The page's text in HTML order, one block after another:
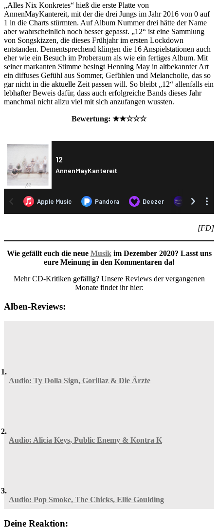
„Alles Nix Konkretes“ hieß die erste Platte von
AnnenMayKantereit, mit der die drei Jungs im Jahr 2016 von 0 auf
1 in die Charts stürmten. Auf Album Nummer drei hätte der Name
aber wahrscheinlich noch besser gepasst. „12“ ist eine Sammlung
von Songskizzen, die dieses Frühjahr im ersten Lockdown
entstanden. Dementsprechend klingen die 16 Anspielstationen auch
eher wie ein Besuch im Proberaum als wie ein fertiges Album. Mit
seiner markanten Stimme besingt Henning May in altbekannter Art
ein diffuses Gefühl aus Sommer, Gefühlen und Melancholie, das so
gar nicht in die aktuelle Zeit passen will. So bleibt „12“ allenfalls ein
lebhafter Beweis dafür, dass auch erfolgreiche Bands dieses Jahr
manchmal nicht allzu viel mit sich anzufangen wussten.
Bewertung: ★★☆☆☆
[FD]
Wie gefällt euch die neue Musik im Dezember 2020? Lasst uns
eure Meinung in den Kommentaren da!
Mehr CD-Kritiken gefällig? Unsere Reviews der vergangenen
Monate findet ihr hier:
Alben-Reviews:
Audio: Ty Dolla Sign, Gorillaz & Die Ärzte
Audio: Alicia Keys, Public Enemy & Kontra K
Audio: Pop Smoke, The Chicks, Ellie Goulding
Deine Reaktion: